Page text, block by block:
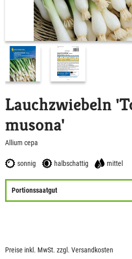
Lauchzwiebeln
musona'
Allium cepa
sonnig halbschattig mittel
Portionssaatgut
Preise inkl. MwSt. zzgl. Versandkosten